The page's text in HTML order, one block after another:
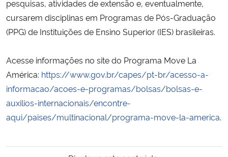
Banco Central do Brasil
Planalto
pesquisas, atividades de extensão e, eventualmente,
cursarem disciplinas em Programas de Pós-Graduação
(PPG) de Instituições de Ensino Superior (IES) brasileiras.
Acesse informações no site do Programa Move La
América: https://www.gov.br/capes/pt-br/acesso-a-
informacao/acoes-e-programas/bolsas/bolsas-e-
auxilios-internacionais/encontre-
aqui/paises/multinacional/programa-move-la-america.